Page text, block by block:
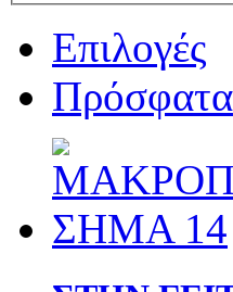
Επιλογές
Πρόσφατα